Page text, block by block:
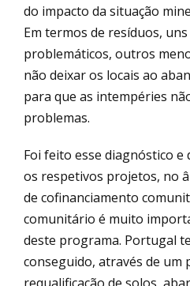
do impacto da situação
Em termos de resíduos,
problemáticos, outros
não deixar os locais ao
para que as intempéries
problemas.
Foi feito esse diagnóstico e
os respetivos projetos, no
de cofinanciamento
comunitário é muito
deste programa. Portugal
conseguido, através de um